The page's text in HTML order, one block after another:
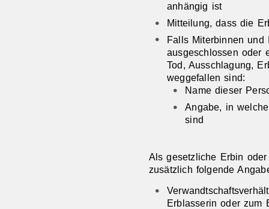
anhängig ist
Mitteilung, dass die
Falls Miterbinnen und
ausgeschlossen oder
Tod, Ausschlagung,
weggefallen sind:
Name dieser
Angabe, in
sind
Als gesetzliche Erbin
zusätzlich folgende
Erblasserin oder zum